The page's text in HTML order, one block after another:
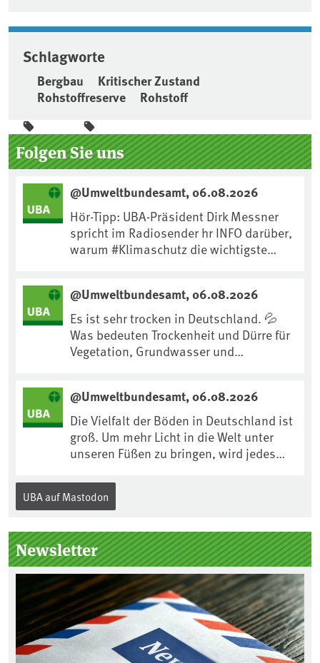
Schlagworte
Bergbau
Kritischer Zustand
Rohstoffreserve
Rohstoff
Seitenleiste
Folgen Sie uns
@Umweltbundesamt, 06.08.2026
Hör-Tipp: UBA-Präsident Dirk Messner
spricht im Radiosender hr INFO darüber,
warum #Klimaschutz die wichtigste
https://www.ardsounds.de/episode/urn
:ard:episode:0e7cf1c4b819c26d/
@Umweltbundesamt, 06.08.2026
Es ist sehr trocken in Deutschland. 💦
Was bedeuten Trockenheit und Dürre für
Vegetation, Grundwasser und
anpassen?🤔Antworten auf diese und
weitere Fragen auf unserer Webseite:
www.uba.de/trockenheit #Trockenheit
#Klimawandel
@Umweltbundesamt, 06.08.2026
Die Vielfalt der Böden in Deutschland ist
groß. Um mehr Licht in die Welt unter
unseren Füßen zu bringen, wird jedes
Internationalen Tag des Bodens, der
„Boden des Jahres“ vorgestellt. Das UBA
Kuratorium, wie wird der Boden des
Jahres ausgewählt und was passiert
eigentlich während eines solchen
Bodenjahres? Infos dazu gibt es im
aktuellen Podcast „Soilcast“. Jetzt
reinhören:
https://soilcast.de/interview/sc202-
interview-die-kuer-der-krume/
UBA auf Mastodon
Newsletter